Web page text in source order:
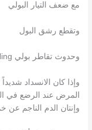
مع ضعف التيار البولي
وتقطع رشق البول
وحدوث تقاطر بولي dribbling.
وإذا كان الانسداد
المرض عند الرضع في
وإنتان الدم الناجم عن